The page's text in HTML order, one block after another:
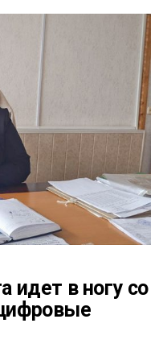
идет в ногу со